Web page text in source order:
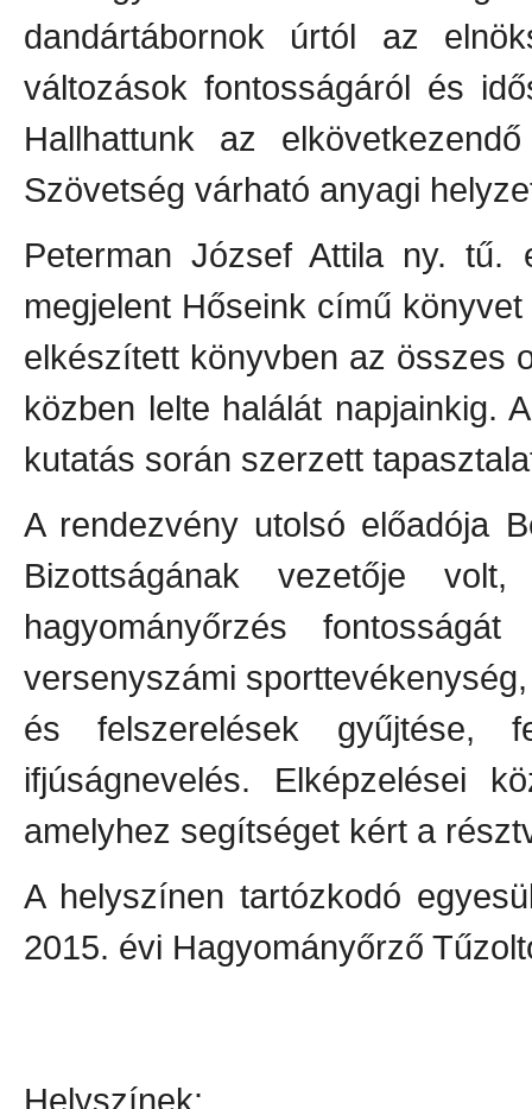
dandártábornok úrtól az
változások fontosságáról és
Hallhattunk az
Szövetség várható anyagi
Peterman József Attila ny. tű.
megjelent Hőseink című
elkészített könyvben az összes
közben lelte halálát napjainkig.
kutatás során szerzett
A rendezvény utolsó előadója
Bizottságának vezetője
hagyományőrzés
versenyszámi
és felszerelések gyűjtése,
ifjúságnevelés. Elképzelései
amelyhez segítséget kért a
A helyszínen tartózkodó
2015. évi Hagyományőrző
Helyszínek: